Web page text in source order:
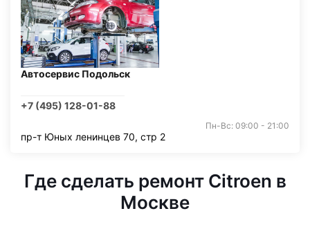
Автосервис Подольск
+7 (495) 128-01-88
Пн-Вс: 09:00 - 21:00
пр-т Юных ленинцев 70, стр 2
Где сделать ремонт Citroen в
Москве